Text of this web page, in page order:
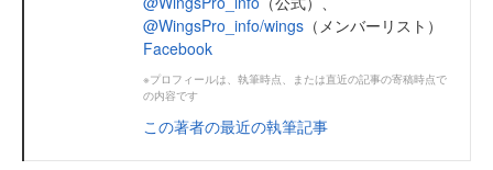
@WingsPro_info/wings （メンバーリスト）
Facebook
※プロフィールは、執筆時点、または直近の記事の寄稿時点で
の内容です
この著者の最近の執筆記事